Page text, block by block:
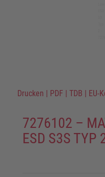
Drucken | PDF | TDB | EU-
7276102 –
ESD S3S TYP